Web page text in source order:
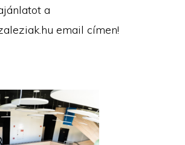
a
email címen!